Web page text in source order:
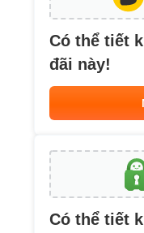
Có thể tiết
đãi này!
Có thể tiết